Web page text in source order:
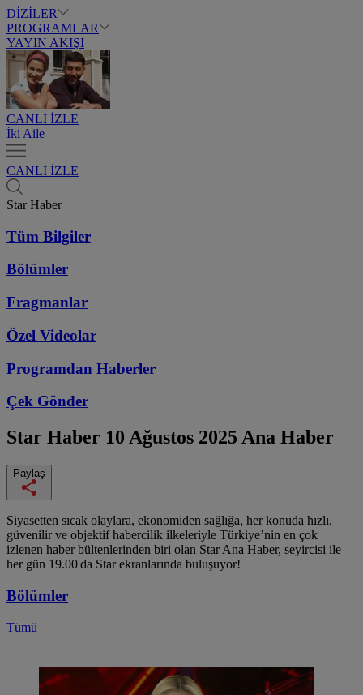
DİZİLER
PROGRAMLAR
YAYIN AKIŞI
CANLI İZLE
İki Aile
CANLI İZLE
Star Haber
Tüm Bilgiler
Bölümler
Fragmanlar
Özel Videolar
Programdan Haberler
Çek Gönder
Star Haber 10 Ağustos 2025 Ana Haber
Paylaş
Siyasetten sıcak olaylara, ekonomiden sağlığa, her konuda hızlı,
güvenilir ve objektif habercilik ilkeleriyle Türkiye’nin en çok
izlenen haber bültenlerinden biri olan Star Ana Haber, seyircisi ile
her gün 19.00'da Star ekranlarında buluşuyor!
Bölümler
Tümü